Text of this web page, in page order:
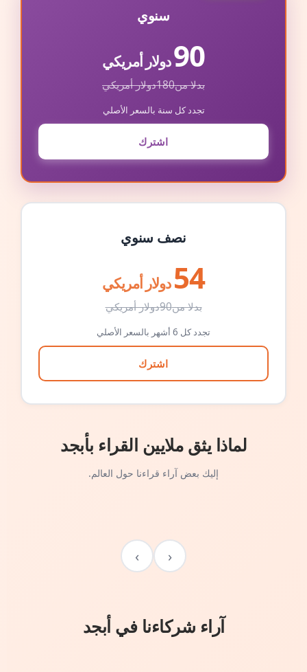
سنوي
90دولار أمريكي
بدلا من180دولار أمريكي
تجدد كل سنة بالسعر الأصلي
اشترك
نصف سنوي
54 دولار أمريكي
بدلا من90دولار أمريكي
تجدد كل 6 أشهر بالسعر الأصلي
اشترك
لماذا يثق ملايين القراء بأبجد
إليك بعض آراء قراءنا حول العالم.
‹
›
آراء شركاءنا في أبجد